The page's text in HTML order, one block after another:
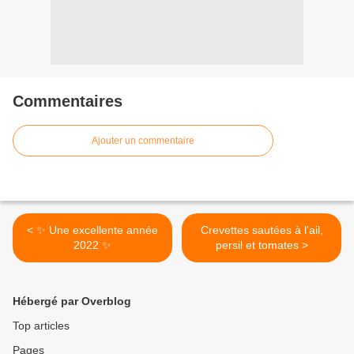
Commentaires
Ajouter un commentaire
< ✨ Une excellente année
2022 ✨
Crevettes sautées à l'ail,
persil et tomates >
Hébergé par Overblog
Top articles
Pages